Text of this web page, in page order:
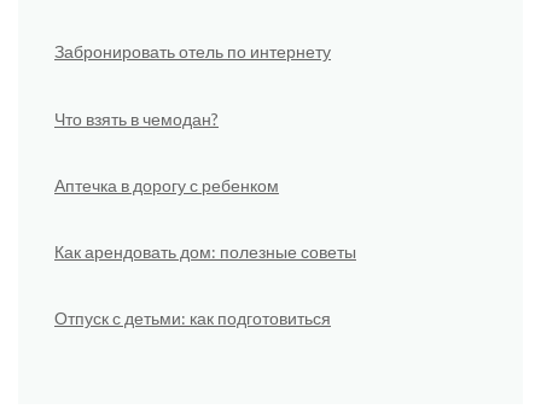
Забронировать отель по интернету
Что взять в чемодан?
Аптечка в дорогу с ребенком
Как арендовать дом: полезные советы
Отпуск с детьми: как подготовиться